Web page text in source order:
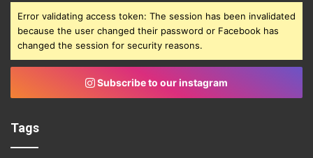
Error validating access token: The session has been invalidated
because the user changed their password or Facebook has
changed the session for security reasons.
Subscribe to our instagram
Tags